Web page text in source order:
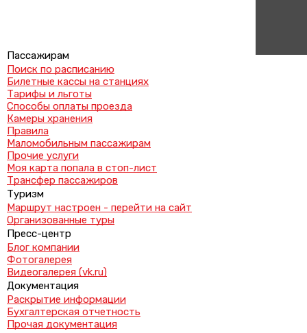
Пассажирам
Поиск по расписанию
Билетные кассы на станциях
Тарифы и льготы
Способы оплаты проезда
Камеры хранения
Правила
Маломобильным пассажирам
Прочие услуги
Моя карта попала в стоп-лист
Трансфер пассажиров
Туризм
Маршрут настроен - перейти на сайт
Организованные туры
Пресс-центр
Блог компании
Фотогалерея
Видеогалерея (vk.ru)
Документация
Раскрытие информации
Бухгалтерская отчетность
Прочая документация